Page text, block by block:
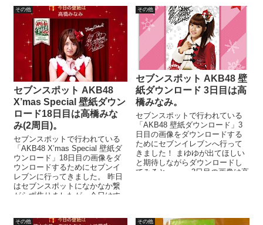
その他
セブンスポット AKB48
X’mas Special 壁紙ダウン
ロード18日目は高橋みな
み(2周目)。
セブンスポットで行われている
「AKB48 X’mas Special 壁紙ダ
ウンロード」18日目の画像をダ
ウンロードするためにセブンイ
レブンに行ってきました。 昨日
はセブンスポットになかなか繋
がらず焦りましたが、今日はす
その他
セブンスポット AKB48 壁
紙ダウンロード 3日目は高
橋みなみ。
セブンスポットで行われている
「AKB48 壁紙ダウンロード」3
日目の画像をダウンロードする
ためにセブンイレブンへ行って
きました！ まゆゆが出てほしい
と期待しながらダウンロードし
てみると。。。 3日目の画像は高
その他 その他